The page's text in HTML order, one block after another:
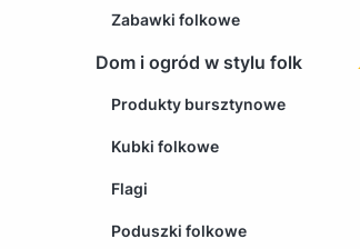
Zabawki folkowe
Dom i ogród w stylu folk
Produkty bursztynowe
Kubki folkowe
Flagi
Poduszki folkowe